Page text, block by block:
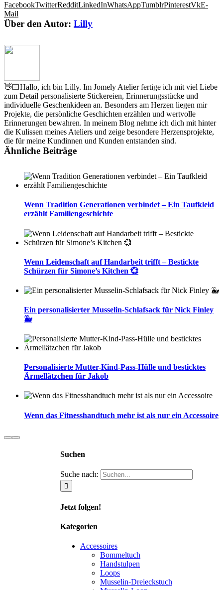
FacebookTwitterRedditLinkedInWhatsAppTumblrPinterestVkE-
Mail
Über den Autor: Lilly
👋🏻Hallo, ich bin Lilly. Im Jomely Atelier fertige ich mit viel Liebe
zum Detail personalisierte Stickereien, Erinnerungsstücke und
individuelle Geschenkideen an. Besonders am Herzen liegen mir
Projekte, die persönliche Geschichten erzählen und wertvolle
Erinnerungen bewahren. In meinem Blog nehme ich dich mit hinter
die Kulissen meines Ateliers und zeige besondere Herzensprojekte,
die für meine Kundinnen und Kunden entstanden sind.
Ähnliche Beiträge
Wenn Tradition Generationen verbindet – Ein Taufkleid
erzählt Familiengeschichte
Wenn Leidenschaft auf Handarbeit trifft – Bestickte
Schürzen für Simone’s Kitchen 💞
Ein personalisierter Musselin-Schlafsack für Nick Finley
🐳
Personalisierte Mutter-Kind-Pass-Hülle und besticktes
Ärmellätzchen für Jakob
Wenn das Fitnesshandtuch mehr ist als nur ein Accessoire
Suchen
Suche nach:
Jetzt folgen!
Kategorien
Accessoires
Bommeltuch
Handstulpen
Loops
Musselin-Dreieckstuch